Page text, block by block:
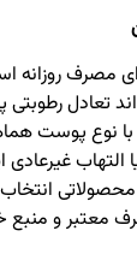
مصرف روزانه
تعادل
با نوع پوست
غیرعادی
انتخاب
و منبع